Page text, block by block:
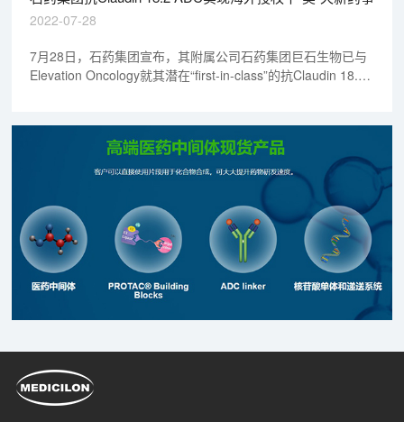
2022-07-28
7月28日，石药集团宣布，其附属公司石药集团巨石生物已与
Elevation Oncology就其潜在“first-in-class”的抗Claudin 18.2